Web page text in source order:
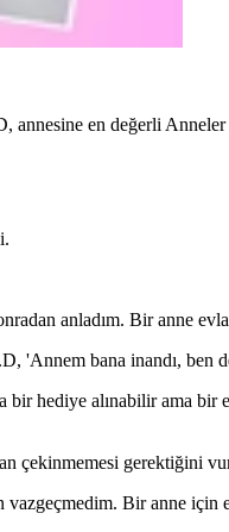
annesine en değerli
anladım. Bir anne
'Annem bana inandı, ben
hediye alınabilir ama bir
çekinmemesi gerektiğini
Bir anne için